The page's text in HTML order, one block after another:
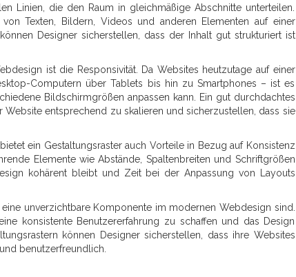
Linien, die den Raum in gleichmäßige Abschnitte unterteilen.
Texten, Bildern, Videos und anderen Elementen auf einer
Designer sicherstellen, dass der Inhalt gut strukturiert ist
ist die Responsivität. Da Websites heutzutage auf einer
Computern über Tablets bis hin zu Smartphones – ist es
Bildschirmgrößen anpassen kann. Ein gut durchdachtes
entsprechend zu skalieren und sicherzustellen, dass sie
ein Gestaltungsraster auch Vorteile in Bezug auf Konsistenz
Elemente wie Abstände, Spaltenbreiten und Schriftgrößen
kohärent bleibt und Zeit bei der Anpassung von Layouts
unverzichtbare Komponente im modernen Webdesign sind.
konsistente Benutzererfahrung zu schaffen und das Design
können Designer sicherstellen, dass ihre Websites
benutzerfreundlich.